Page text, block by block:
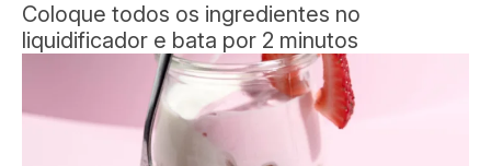
Coloque todos os ingredientes no
liquidificador e bata por 2 minutos